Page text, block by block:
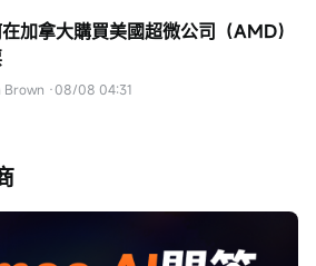
加拿大購買美國超微公司（AMD）
Brown ·08/08 04:31